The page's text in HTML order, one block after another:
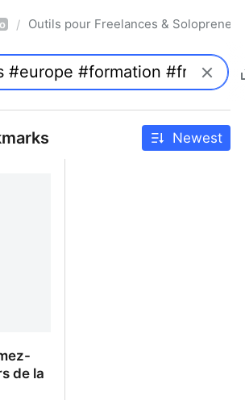
/ Outils pour Freelances &
Newest
de la